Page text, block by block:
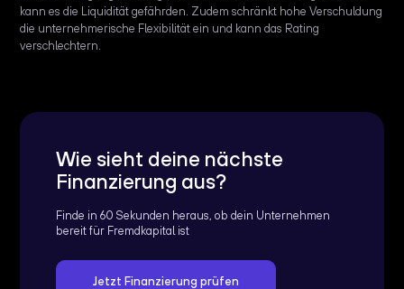
kann es die Liquidität gefährden. Zudem schränkt hohe Verschuldung
die unternehmerische Flexibilität ein und kann das Rating
verschlechtern.
Wie sieht deine nächste
Finanzierung aus?
Finde in 60 Sekunden heraus, ob dein Unternehmen
bereit für Fremdkapital ist
Jetzt Finanzierung prüfen